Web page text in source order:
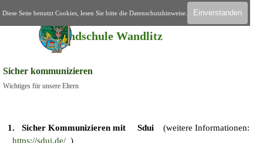
Diese Seite benutzt Cookies, lesen Sie bitte die Datenschutzhinweise. Einverstanden
Home
Grundschule Wandlitz
Menü überspringen
Sicher kommunizieren
Wichtiges für unsere Eltern
1. Sicher Kommunizieren mit Sdui (weitere Informationen:
https://sdui.de/ )